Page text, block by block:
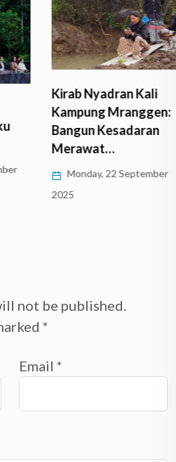
Kirab Nyadran Kali
Kampung Mranggen:
Bangun Kesadaran
Merawat…
Monday, 22 September
not be published.
*
Email *